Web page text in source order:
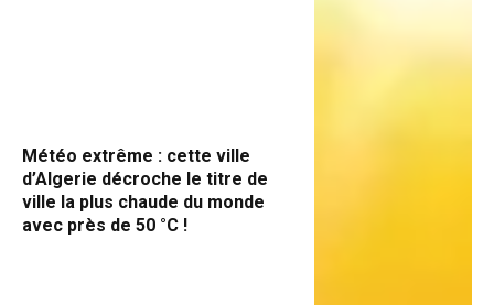
Météo extrême : cette ville
d’Algerie décroche le titre de
ville la plus chaude du monde
avec près de 50 °C !